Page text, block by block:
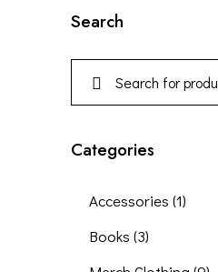
Search
Categories
Accessories (1)
Books (3)